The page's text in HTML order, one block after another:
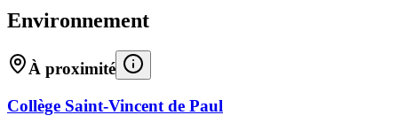
Environnement
À proximité
Collège Saint-Vincent de Paul